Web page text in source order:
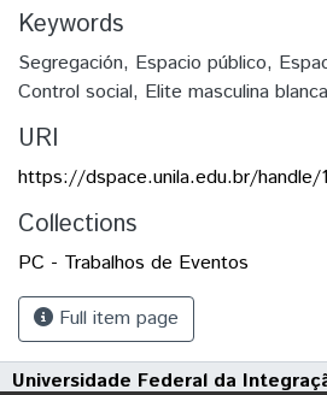
Keywords
Segregación, Espacio público,
Control social, Elite masculina blanca
URI
https://dspace.unila.edu.br/
Collections
PC - Trabalhos de Eventos
Full item page
Universidade Federal da